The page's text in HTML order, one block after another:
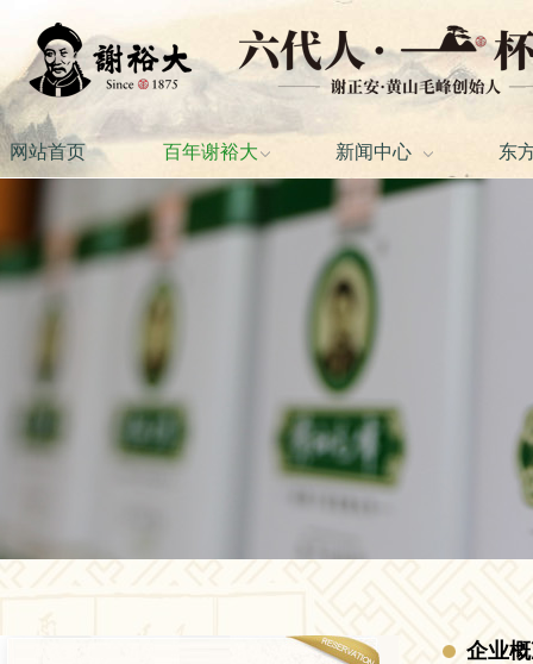
网站首页 百年谢裕大 新闻中心 东
企业